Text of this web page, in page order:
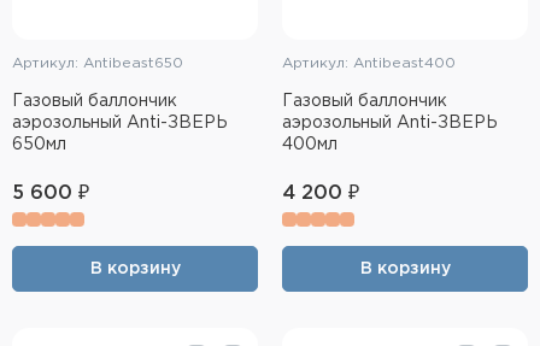
Артикул: Antibeast650
Газовый баллончик
аэрозольный Anti-ЗВЕРЬ
650мл
5 600 ₽
В корзину
Артикул: Antibeast400
Газовый баллончик
аэрозольный Anti-ЗВЕРЬ
400мл
4 200 ₽
В корзину